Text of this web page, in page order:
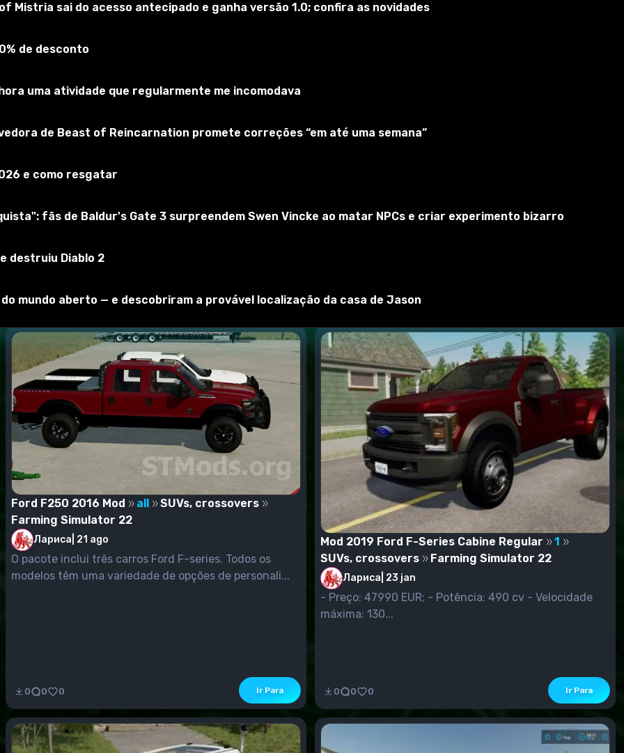
FarmingSimulator2022/mods
carreira e criamos um novo jogo ou continuamos com o jogo já salvo. Você verá uma janela que mostra todos os
ver no jogo. Basta verificá-los.
estamos procurando nosso mod não na categoria "Modificações" (como era nas versões anteriores do jogo), mas
se você definiu o modo da ceifeira-debulhadora, então vá para a categoria "Colheitadeiras", procurando o
Ford F250 2016 Mod all
SUVs, crossovers
Farming Simulator 22
Лариса 21 ago
O pacote inclui três carros Ford F-series. Todos os
modelos têm uma variedade de opções de personali...
0 0 0 Ir Para
Mod 2019 Ford F-Series Cabine Regular
1
SUVs, crossovers
Farming Simulator 22
Лариса 23 jan
- Preço: 47990 EUR; - Potência: 490 cv - Velocidade
máxima: 130...
0 0 0 Ir Para
Mistria sai do acesso antecipado e ganha versão 1.0; confira as novidades
de desconto
uma atividade que regularmente me incomodava
de Beast of Reincarnation promete correções “em até uma semana”
e como resgatar
fãs de Baldur's Gate 3 surpreendem Swen Vincke ao matar NPCs e criar experimento bizarro
destruiu Diablo 2
mundo aberto — e descobriram a provável localização da casa de Jason